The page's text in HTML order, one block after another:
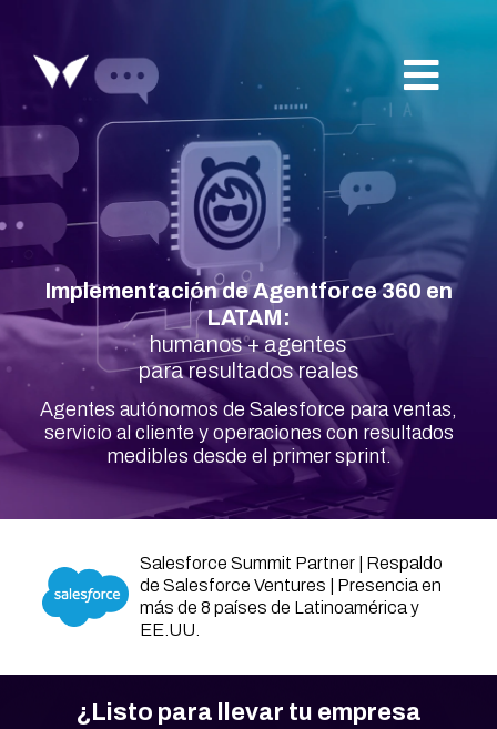
contenido
Freeway
Industrias
Expertise Salesforce
Insights
Contacto
Implementación de Agentforce 360 en
LATAM:
humanos + agentes
para resultados reales
Agentes autónomos de Salesforce para ventas,
servicio al cliente y operaciones con resultados
medibles desde el primer sprint.
Salesforce Summit Partner | Respaldo
de Salesforce Ventures | Presencia en
más de 8 países de Latinoamérica y
EE.UU.
¿Listo para llevar tu empresa